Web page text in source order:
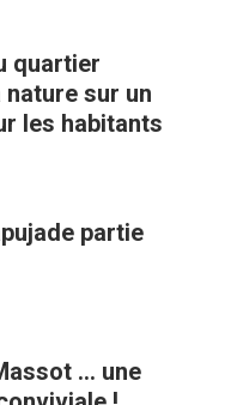
quartier
sur un
les habitants
partie
... une